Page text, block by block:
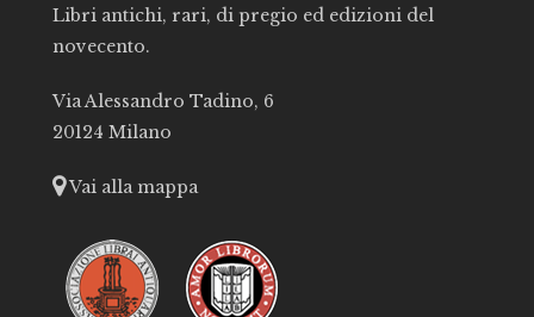
Libri antichi, rari, di pregio ed edizioni del
novecento.
Via Alessandro Tadino, 6
20124 Milano
Vai alla mappa